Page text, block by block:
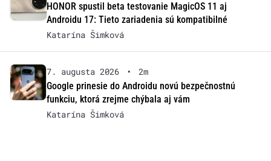
HONOR spustil beta testovanie MagicOS 11 aj
Androidu 17: Tieto zariadenia sú kompatibilné
Katarína Šimková
7. augusta 2026 •
2m
Google prinesie do Androidu novú bezpečnostnú
funkciu, ktorá zrejme chýbala aj vám
Katarína Šimková